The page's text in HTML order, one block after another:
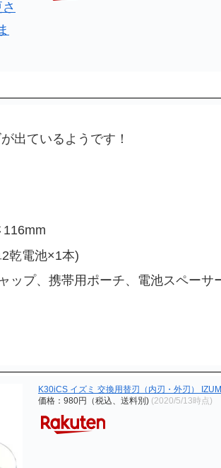
出ているようです！
乾電池×1本)
ップ、携帯用ポーチ、電池スペーサ
K30iCS イズミ 交換用替刃（内刃・外刃）
価格：980円（税込、送料別) (2020/5/13時点)